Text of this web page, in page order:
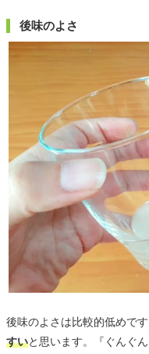
後味のよさ
後味のよさは比較的低めで
すいと思います。『ぐんぐ